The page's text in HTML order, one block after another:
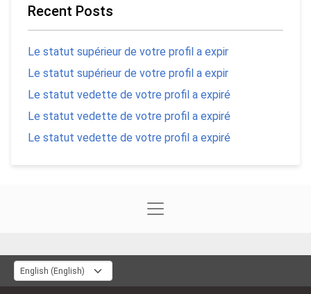
Recent Posts
Le statut supérieur de votre profil a expir
Le statut supérieur de votre profil a expir
Le statut vedette de votre profil a expiré
Le statut vedette de votre profil a expiré
Le statut vedette de votre profil a expiré